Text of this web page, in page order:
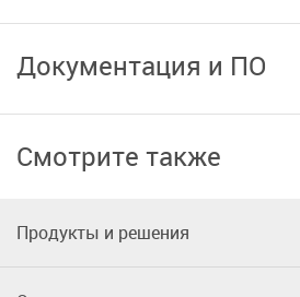
Документация и ПО
Смотрите также
Продукты и решения